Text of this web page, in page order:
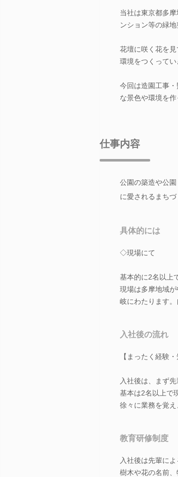
当社は東京都多
ンション等の緑
花壇に咲く花を
環境をつくってい
今回は造園工事
な景色や環境を
仕事内容
公園の築造や公
に愛されるまち
具体的には
◇現場にて
基本的に2名以上
現場は多摩地域
岐にわたります
入社後の流れ
【まったく経験
入社後は、まず
基本は2名以上で
徐々に業務を覚
教育研修制度
入社後は先輩に
樹木や花の名前、